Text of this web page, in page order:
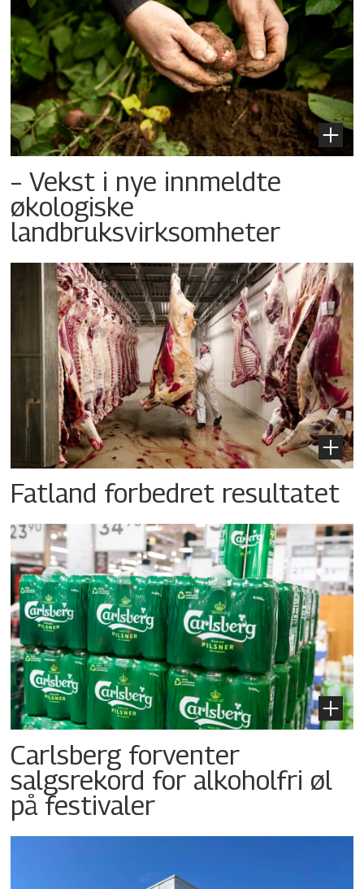
– Vekst i nye innmeldte
økologiske
landbruksvirksomheter
Fatland forbedret resultatet
Carlsberg forventer
salgsrekord for alkoholfri øl
på festivaler